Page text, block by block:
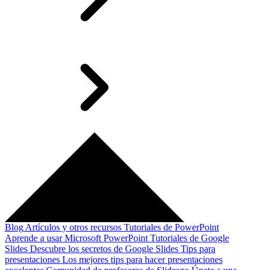
Blog Artículos y otros recursos Tutoriales de PowerPoint
Aprende a usar Microsoft PowerPoint Tutoriales de Google
Slides Descubre los secretos de Google Slides Tips para
presentaciones Los mejores tips para hacer presentaciones